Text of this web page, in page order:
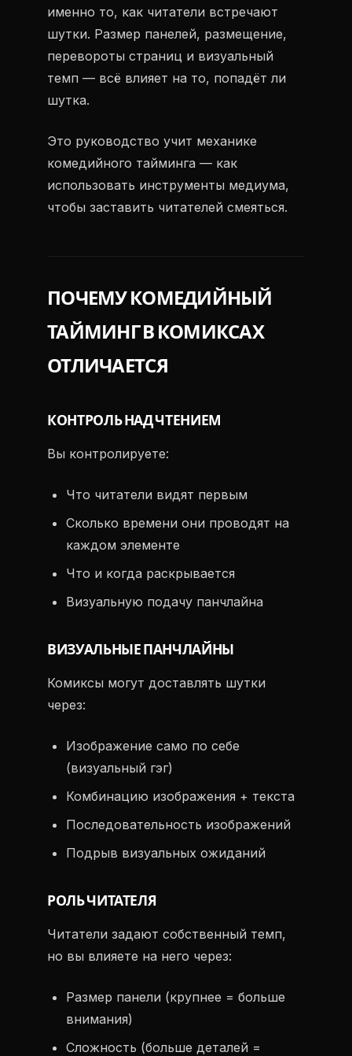
именно то, как читатели встречают
шутки. Размер панелей, размещение,
перевороты страниц и визуальный
темп — всё влияет на то, попадёт ли
шутка.
Это руководство учит механике
комедийного тайминга — как
использовать инструменты медиума,
чтобы заставить читателей смеяться.
ПОЧЕМУ КОМЕДИЙНЫЙ
ТАЙМИНГ В КОМИКСАХ
ОТЛИЧАЕТСЯ
КОНТРОЛЬ НАД ЧТЕНИЕМ
Вы контролируете:
Что читатели видят первым
Сколько времени они проводят на
каждом элементе
Что и когда раскрывается
Визуальную подачу панчлайна
ВИЗУАЛЬНЫЕ ПАНЧЛАЙНЫ
Комиксы могут доставлять шутки
через:
Изображение само по себе
(визуальный гэг)
Комбинацию изображения + текста
Последовательность изображений
Подрыв визуальных ожиданий
РОЛЬ ЧИТАТЕЛЯ
Читатели задают собственный темп,
но вы влияете на него через:
Размер панели (крупнее = больше
внимания)
Сложность (больше деталей =